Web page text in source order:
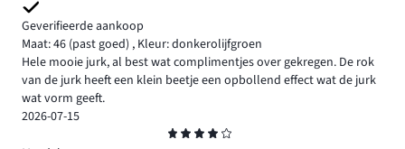
Geverifieerde aankoop
Maat: 46 (past goed) , Kleur: donkerolijfgroen
Hele mooie jurk, al best wat complimentjes over gekregen. De rok
van de jurk heeft een klein beetje een opbollend effect wat de jurk
wat vorm geeft.
2026-07-15